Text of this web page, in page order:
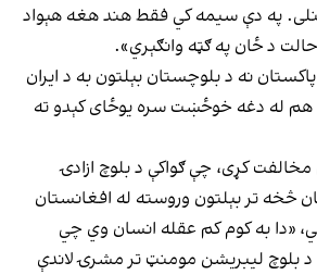
په دې سيمه كي فقط هند هغه هېواد
د ځان په ګټه وانګېري».
پاکستان نه د بلوچستان بېلتون به د ایران
هم له دغه خوځښت سره یوځای کېدو ته
کړی، چې ګواکې د بلوچ ازادۍ
څخه تر بېلتون وروسته له افغانستان
«دا به كوم كم عقله انسان وي چي
د بلوچ ليبريشن مومنټ تر مشرۍ لاندې